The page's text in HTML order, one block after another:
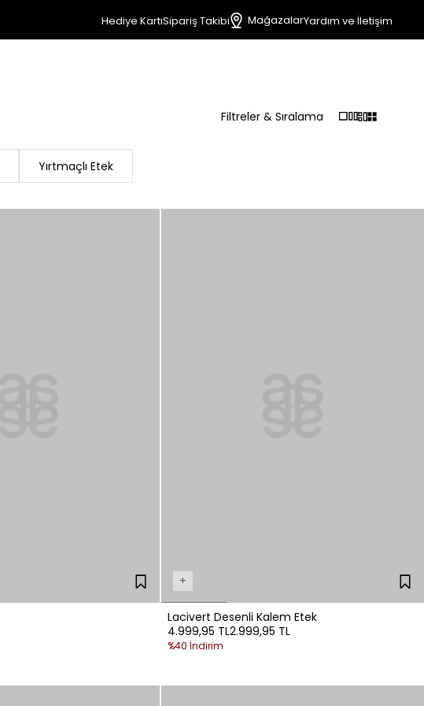
Hediye KartıSipariş Takibi MağazalarYardım ve İletişim
Filtreler & Sıralama
Yırtmaçlı Etek
+
Lacivert Desenli Kalem Etek
4.999,95 TL2.999,95 TL
%40 İndirim